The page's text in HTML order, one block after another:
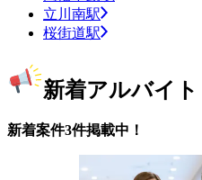
立川南駅
桜街道駅
新着アルバイト
新着案件3件掲載中！